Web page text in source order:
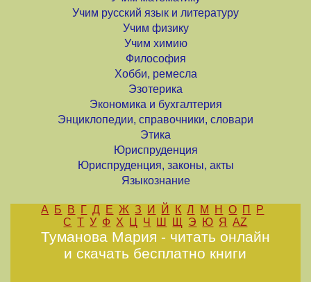
Учим русский язык и литературу
Учим физику
Учим химию
Философия
Хобби, ремесла
Эзотерика
Экономика и бухгалтерия
Энциклопедии, справочники, словари
Этика
Юриспруденция
Юриспруденция, законы, акты
Языкознание
А Б В Г Д Е Ж З И Й К Л М Н О П
Р
С Т У Ф Х Ц Ч Ш Щ Э Ю Я AZ
Туманова Мария - читать онлайн
и скачать бесплатно книги